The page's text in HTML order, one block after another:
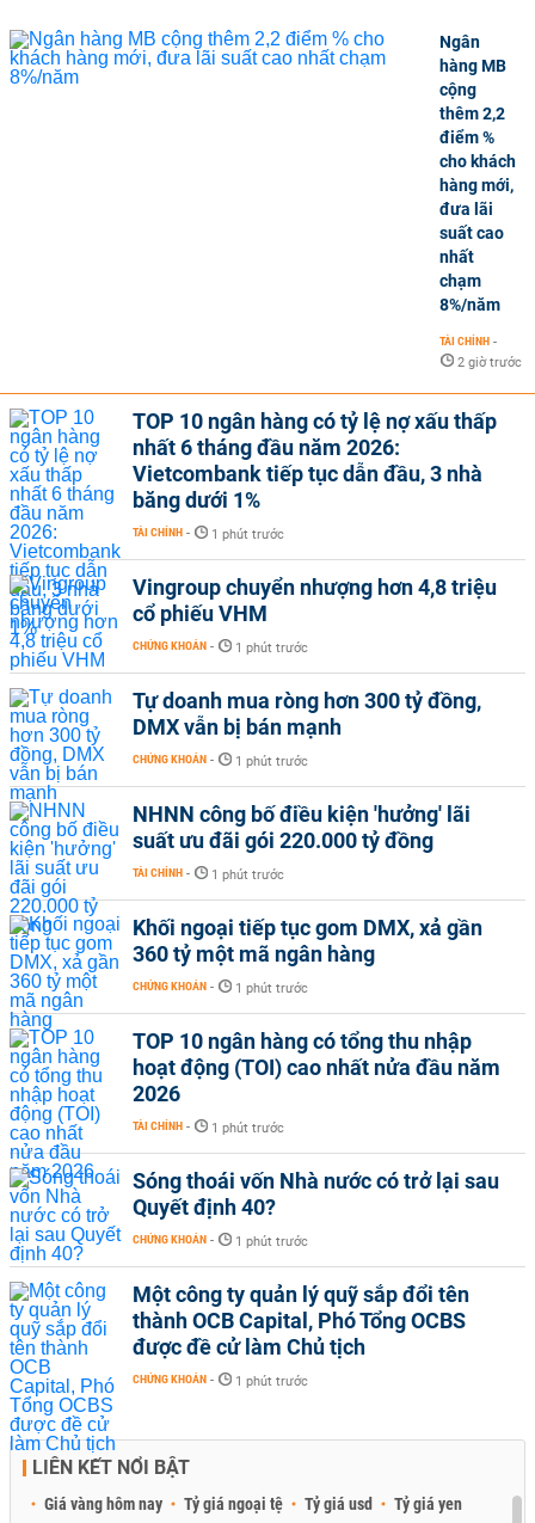
Ngân
hàng MB
cộng
thêm 2,2
điểm %
cho khách
hàng mới,
đưa lãi
suất cao
nhất
chạm
8%/năm
TÀI CHÍNH -
2 giờ trước
TOP 10 ngân hàng có tỷ lệ nợ xấu thấp
nhất 6 tháng đầu năm 2026:
Vietcombank tiếp tục dẫn đầu, 3 nhà
băng dưới 1%
TÀI CHÍNH - 1 phút trước
Vingroup chuyển nhượng hơn 4,8 triệu
cổ phiếu VHM
CHỨNG KHOÁN - 1 phút trước
Tự doanh mua ròng hơn 300 tỷ đồng,
DMX vẫn bị bán mạnh
CHỨNG KHOÁN - 1 phút trước
NHNN công bố điều kiện 'hưởng' lãi
suất ưu đãi gói 220.000 tỷ đồng
TÀI CHÍNH - 1 phút trước
Khối ngoại tiếp tục gom DMX, xả gần
360 tỷ một mã ngân hàng
CHỨNG KHOÁN - 1 phút trước
TOP 10 ngân hàng có tổng thu nhập
hoạt động (TOI) cao nhất nửa đầu năm
2026
TÀI CHÍNH - 1 phút trước
Sóng thoái vốn Nhà nước có trở lại sau
Quyết định 40?
CHỨNG KHOÁN - 1 phút trước
Một công ty quản lý quỹ sắp đổi tên
thành OCB Capital, Phó Tổng OCBS
được đề cử làm Chủ tịch
CHỨNG KHOÁN - 1 phút trước
LIÊN KẾT NỔI BẬT
Giá vàng hôm nay Tỷ giá ngoại tệ Tỷ giá usd Tỷ giá yen